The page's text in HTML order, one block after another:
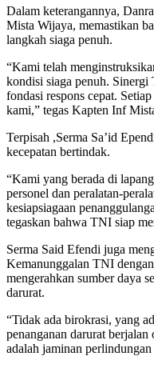
Dalam keterangannya,
Mista Wijaya, memastikan
langkah siaga penuh.
“Kami telah
kondisi siaga penuh.
fondasi respons cepat.
kami,” tegas Kapten Inf
Terpisah ,Serma Sa’id
kecepatan bertindak.
“Kami yang berada di
personel dan peralatan-
kesiapsiagaan
tegaskan bahwa TNI siap
Serma Said Efendi juga
Kemanunggalan TNI
mengerahkan sumber daya
darurat.
“Tidak ada birokrasi, yang
penanganan darurat
adalah jaminan